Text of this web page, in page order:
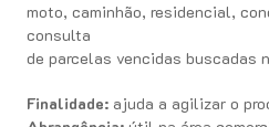
moto, caminhão, residencial,
consulta
de parcelas vencidas buscadas
Finalidade: ajuda a agilizar o